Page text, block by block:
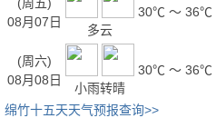
08月07日
多云
30℃ ～ 36℃
(周六)
08月08日
小雨转晴
30℃ ～ 36℃
绵竹十五天天气预报查询>>